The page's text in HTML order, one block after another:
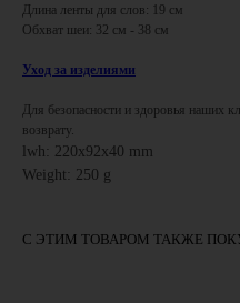
Длина ленты для слов: 19 см
Обхват шеи: 32 см - 38 см
Уход за изделиями
Для безопасности и здоровья наших
возврату.
lwh: 220x92x40 mm
Weight: 250 g
С ЭТИМ ТОВАРОМ ТАКЖЕ